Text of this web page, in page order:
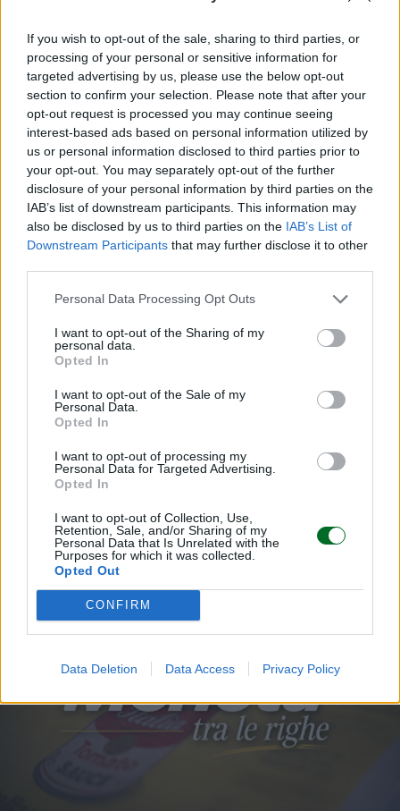
If you wish to opt-out of the sale, sharing to third parties, or
processing of your personal or sensitive information for
targeted advertising by us, please use the below opt-out
section to confirm your selection. Please note that after your
opt-out request is processed you may continue seeing
interest-based ads based on personal information utilized by
us or personal information disclosed to third parties prior to
your opt-out. You may separately opt-out of the further
disclosure of your personal information by third parties on the
IAB’s list of downstream participants. This information may
also be disclosed by us to third parties on the IAB’s List of
Downstream Participants that may further disclose it to other
Personal Data Processing Opt Outs
I want to opt-out of the Sharing of my
personal data.
Opted In
I want to opt-out of the Sale of my
Personal Data.
Opted In
I want to opt-out of processing my
Personal Data for Targeted Advertising.
Opted In
I want to opt-out of Collection, Use,
Retention, Sale, and/or Sharing of my
Personal Data that Is Unrelated with the
Purposes for which it was collected.
Opted Out
CONFIRM
Data Deletion Data Access Privacy Policy
IMPRESA E MANAGEMENT
21 Invest raggiunge un accordo di
cessione e reinvestimento in Energreen
Redazione
TENDENZE E SOSTENIBILITÀ
Ulivi, erba medica ed energia solare: le
rinnovabili sposano l'agricoltura
Redazione
IMPRESA E MANAGEMENT
"Col caldo record cambia anche lo
shopping: strategie per le aziende che non
vogliono veder colare a picco le vendite"
Emanuela Meucci
Sfoglia Moneta
MULTIMEDIA